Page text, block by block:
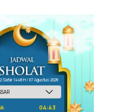
Safar 1448 H / 07 Agustus 2026
04:43